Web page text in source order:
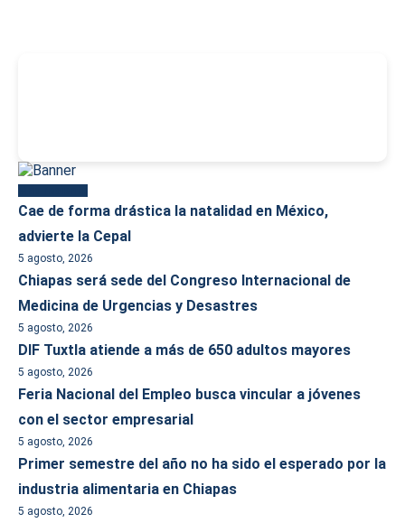
Cae de forma drástica la natalidad en México,
advierte la Cepal
5 agosto, 2026
Chiapas será sede del Congreso Internacional de
Medicina de Urgencias y Desastres
5 agosto, 2026
DIF Tuxtla atiende a más de 650 adultos mayores
5 agosto, 2026
Feria Nacional del Empleo busca vincular a jóvenes
con el sector empresarial
5 agosto, 2026
Primer semestre del año no ha sido el esperado por la
industria alimentaria en Chiapas
5 agosto, 2026